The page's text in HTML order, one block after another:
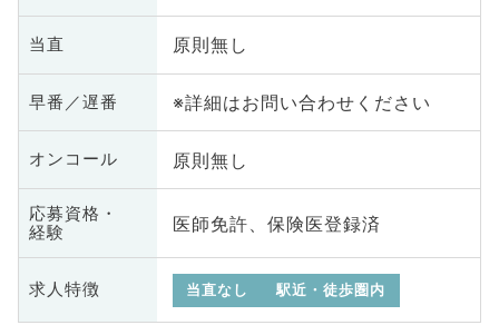
当直 原則無し
早番／遅番 ※詳細はお問い合わせください
オンコール 原則無し
応募資格・
経験
医師免許、保険医登録済
求人特徴 当直なし 駅近・徒歩圏内